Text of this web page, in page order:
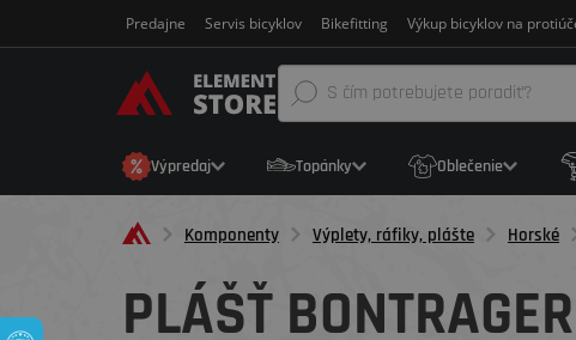
Predajne Servis bicyklov Bikefitting Výkup bicyklov na
Výpredaj Topánky Oblečenie
Komponenty Výplety, ráfiky, plášte Horské
PLÁŠŤ